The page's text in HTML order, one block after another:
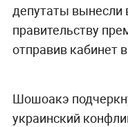
депутаты вынесли
правительству
отправив кабинет
Шошоакэ
украинский